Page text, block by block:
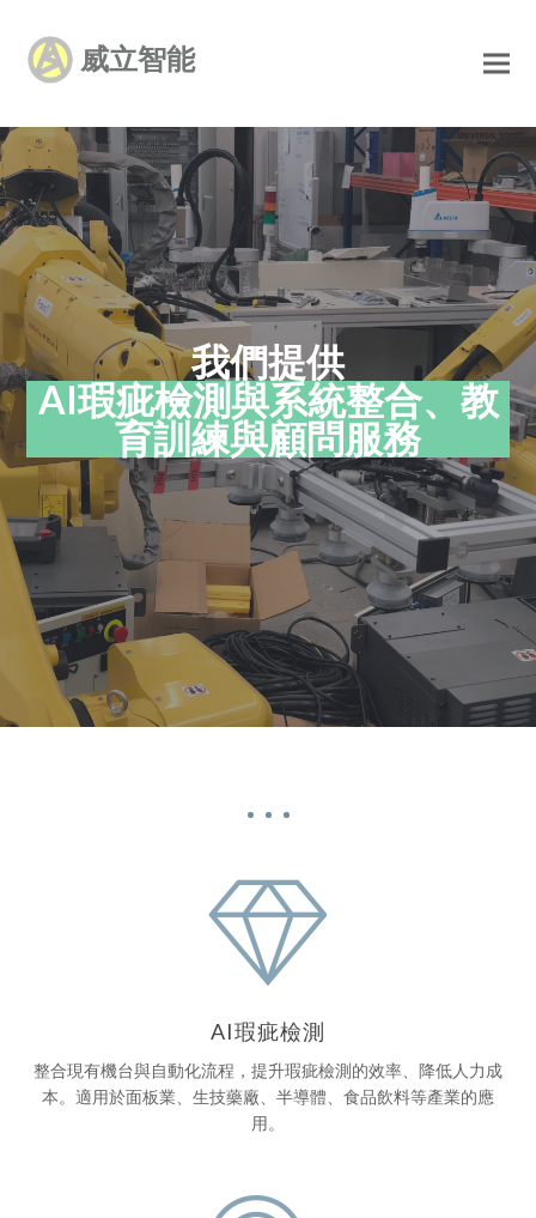
威立智能
我們提供
AI
疵
檢
測
與
系
統
整
合、
服
務
AI瑕疵檢測與系統整合、教
育訓練與顧問服務
AI瑕疵檢測
整合現有機台與自動化流程，提升瑕疵檢測的效率、降低人力成
本。適用於面板業、生技藥廠、半導體、食品飲料等產業的應
用。